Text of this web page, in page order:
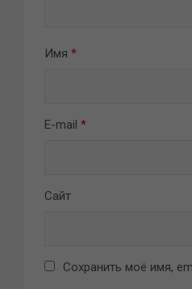
Имя *
E-mail *
Сайт
Сохранить моё имя,